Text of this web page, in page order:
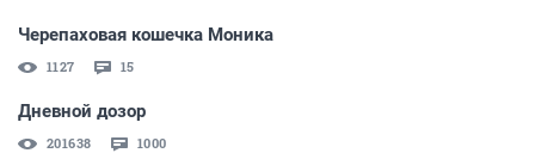
Черепаховая кошечка Моника
1127 15
Дневной дозор
201638 1000